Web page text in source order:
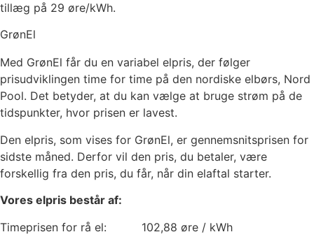
tillæg på 29 øre/kWh.
GrønEl
Med GrønEl får du en variabel elpris, der følger
prisudviklingen time for time på den nordiske elbørs, Nord
Pool. Det betyder, at du kan vælge at bruge strøm på de
tidspunkter, hvor prisen er lavest.
Den elpris, som vises for GrønEl, er gennemsnitsprisen for
sidste måned. Derfor vil den pris, du betaler, være
forskellig fra den pris, du får, når din elaftal starter.
Vores elpris består af:
Timeprisen for rå el: 102,88 øre / kWh